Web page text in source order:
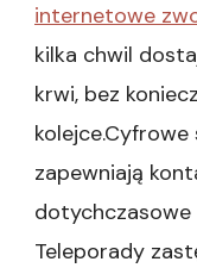
internetowe
kilka chwil
krwi, bez
zapewniają
dotychczasowe
Teleporady